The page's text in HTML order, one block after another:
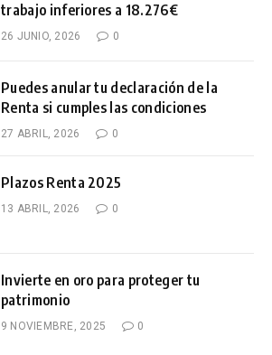
trabajo inferiores a 18.276€
26 JUNIO, 2026 0
Puedes anular tu declaración de la
Renta si cumples las condiciones
27 ABRIL, 2026 0
Plazos Renta 2025
13 ABRIL, 2026 0
Invierte en oro para proteger tu
patrimonio
9 NOVIEMBRE, 2025 0